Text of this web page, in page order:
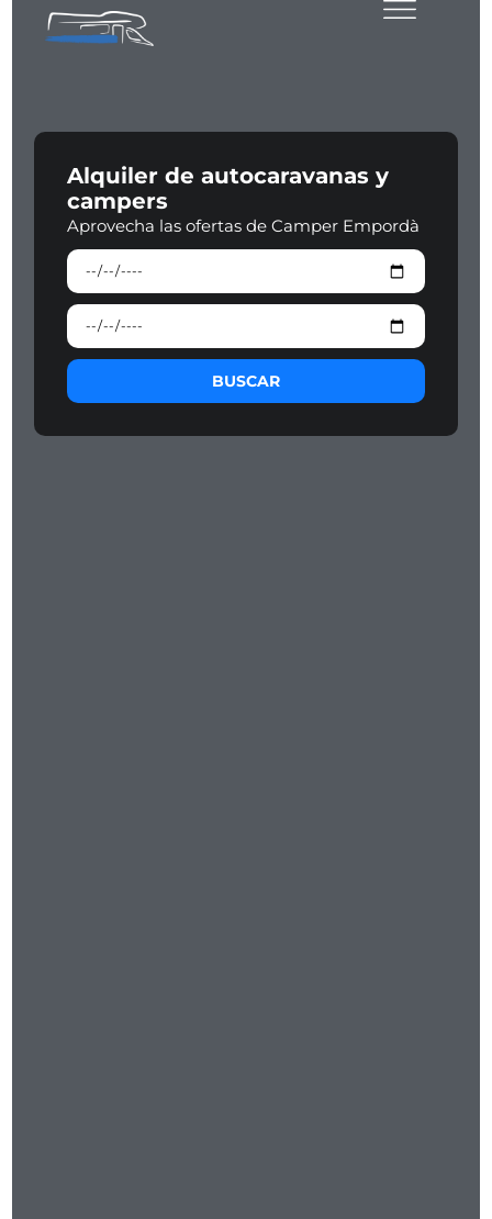
Alquiler de autocaravanas y
campers
Aprovecha las ofertas de Camper Empordà
BUSCAR